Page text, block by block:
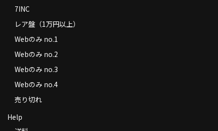
7INC
レア盤（1万円以上）
Webのみ no.1
Webのみ no.2
Webのみ no.3
Webのみ no.4
売り切れ
Help